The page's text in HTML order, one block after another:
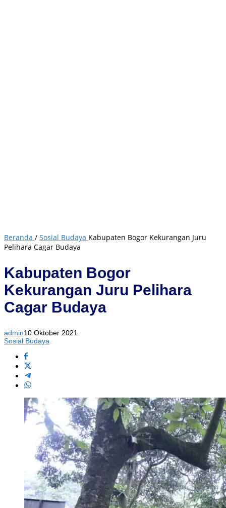
Beranda / Sosial Budaya Kabupaten Bogor Kekurangan Juru
Pelihara Cagar Budaya
Kabupaten Bogor
Kekurangan Juru Pelihara
Cagar Budaya
admin10 Oktober 2021
Sosial Budaya